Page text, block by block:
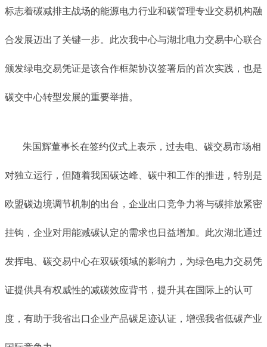
标志着碳减排主战场的能源电力行业和碳管理专业交易机构融
合发展迈出了关键一步。此次我中心与湖北电力交易中心联合
颁发绿电交易凭证是该合作框架协议签署后的首次实践，也是
碳交中心转型发展的重要举措。
朱国辉董事长在签约仪式上表示，过去电、碳交易市场相
对独立运行，但随着我国碳达峰、碳中和工作的推进，特别是
欧盟碳边境调节机制的出台，企业出口竞争力将与碳排放紧密
挂钩，企业对用能减碳认定的需求也日益增加。此次湖北通过
发挥电、碳交易中心在双碳领域的影响力，为绿色电力交易凭
证提供具有权威性的减碳效应背书，提升其在国际上的认可
度，有助于我省出口企业产品碳足迹认证，增强我省低碳产业